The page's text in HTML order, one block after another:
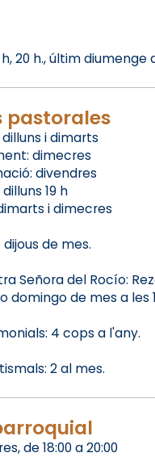
h, 20 h., últim
pastorales
i dimarts
dimecres
divendres
19 h
i dimecres
de mes.
Señora del Rocío:
domingo de mes a les
4 cops a l'any.
2 al mes.
de 18:00 a 20:00